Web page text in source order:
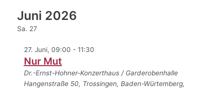
Juni 2026
Sa. 27
27. Juni, 09:00 - 11:30
Nur Mut
Dr.-Ernst-Hohner-Konzerthaus / Garderobenhalle
Hangenstraße 50, Trossingen, Baden-Würtemberg,